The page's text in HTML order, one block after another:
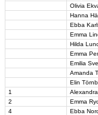
Olivia
Hanna
Ebba
Emma
Hilda
Emma
Emilia
Amanda
Elin
1
2
Emma
4
Ebba